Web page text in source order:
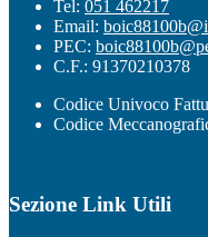
Tel: 051 462217
Email:
PEC:
C.F.: 91370210378
Codice Univoco
Codice
Sezione Link Utili